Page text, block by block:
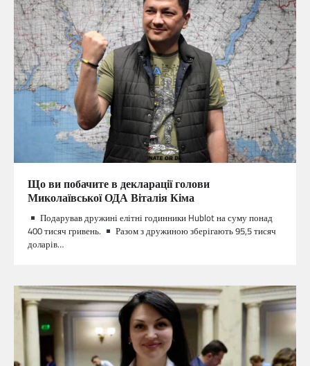
Що ви побачите в декларації голови
Миколаївської ОДА Віталія Кіма
Подарував дружині елітні годинники Hublot на суму понад
400 тисяч гривень.
Разом з дружиною зберігають 95,5 тисяч
доларів…